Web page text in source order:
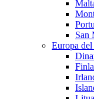
San
Europa